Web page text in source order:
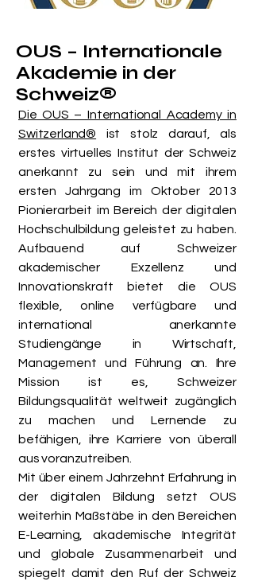
OUS – Internationale
Akademie in der
Schweiz®
Die OUS – International Academy in
Switzerland® ist stolz darauf, als
erstes virtuelles Institut der Schweiz
anerkannt zu sein und mit ihrem
ersten Jahrgang im Oktober 2013
Pionierarbeit im Bereich der digitalen
Hochschulbildung geleistet zu haben.
Aufbauend auf Schweizer
akademischer Exzellenz und
Innovationskraft bietet die OUS
flexible, online verfügbare und
international anerkannte
Studiengänge in Wirtschaft,
Management und Führung an. Ihre
Mission ist es, Schweizer
Bildungsqualität weltweit zugänglich
zu machen und Lernende zu
befähigen, ihre Karriere von überall
aus voranzutreiben.
Mit über einem Jahrzehnt Erfahrung in
der digitalen Bildung setzt OUS
weiterhin Maßstäbe in den Bereichen
E-Learning, akademische Integrität
und globale Zusammenarbeit und
spiegelt damit den Ruf der Schweiz